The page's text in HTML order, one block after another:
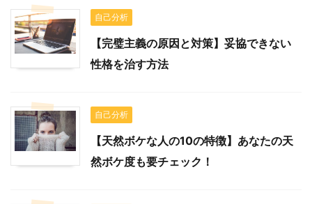
自己分析
【完璧主義の原因と対策】妥協できない
性格を治す方法
自己分析
【天然ボケな人の10の特徴】あなたの天
然ボケ度も要チェック！